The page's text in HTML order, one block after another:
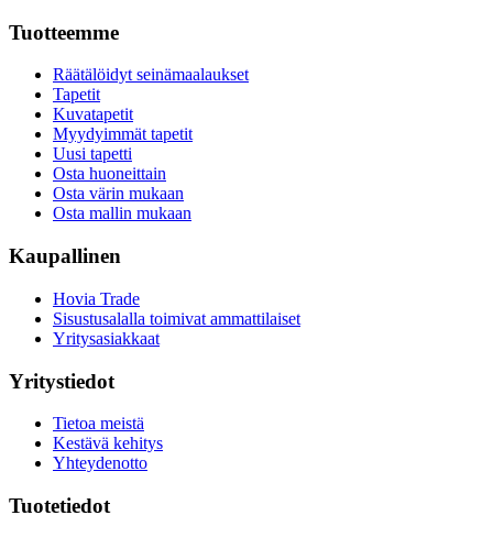
Tuotteemme
Räätälöidyt seinämaalaukset
Tapetit
Kuvatapetit
Myydyimmät tapetit
Uusi tapetti
Osta huoneittain
Osta värin mukaan
Osta mallin mukaan
Kaupallinen
Hovia Trade
Sisustusalalla toimivat ammattilaiset
Yritysasiakkaat
Yritystiedot
Tietoa meistä
Kestävä kehitys
Yhteydenotto
Tuotetiedot